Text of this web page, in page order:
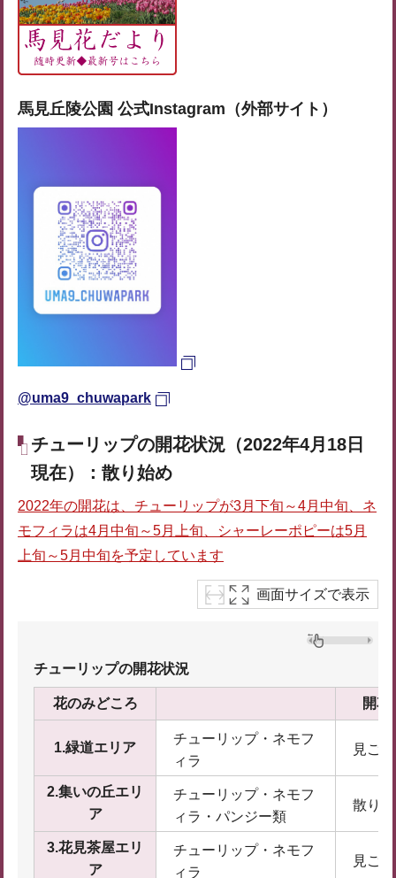
馬見丘陵公園 公式Instagram（外部サイト）
@uma9_chuwapark
チューリップの開花状況（2022年4月18日
現在）：散り始め
2022年の開花は、チューリップが3月下旬～4月中旬、ネ
モフィラは4月中旬～5月上旬、シャーレーポピーは5月
上旬～5月中旬を予定しています
画面サイズで表示
チューリップの開花状況
花のみどころ 開花
1.緑道エリア
チューリップ・ネモフ
ィラ
見ごろ
2.集いの丘エリ
ア
チューリップ・ネモフ
ィラ・パンジー類
散り
3.花見茶屋エリ
ア
チューリップ・ネモフ
ィラ
見ごろ